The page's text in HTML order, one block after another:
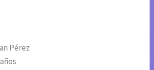
Pérez